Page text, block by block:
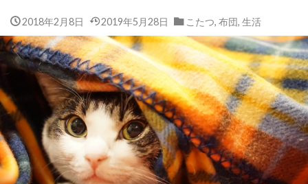
2018年2月8日 2019年5月28日 こたつ, 布団, 生活